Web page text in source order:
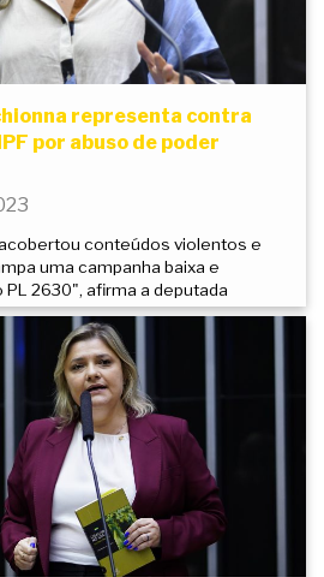
representa contra
por abuso de poder
conteúdos violentos e
uma campanha baixa e
2630", afirma a deputada